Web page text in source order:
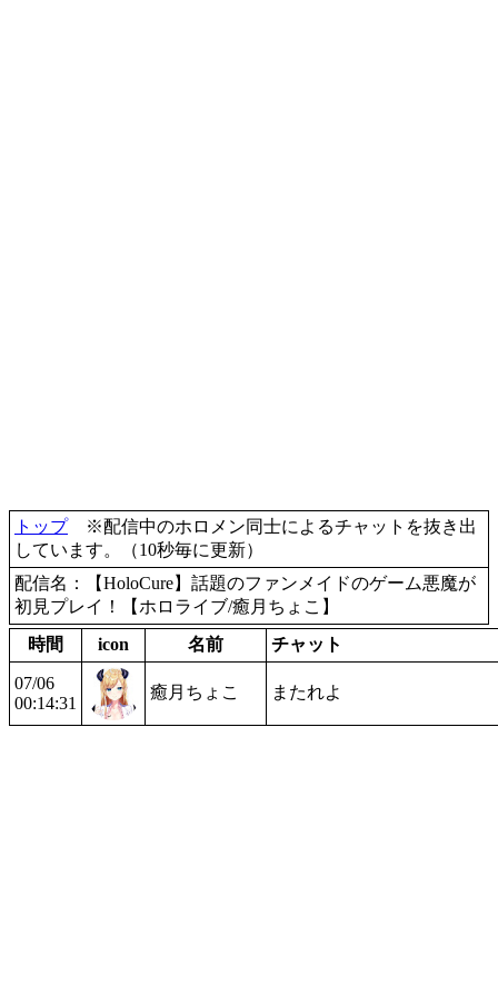
トップ※配信中のホロメン同士によるチャットを抜き出
しています。（10秒毎に更新）
配信名：【HoloCure】話題のファンメイドのゲーム悪魔が
初見プレイ！【ホロライブ/癒月ちょこ】
時間
icon 名前 チャット
07/06
00:14:31
癒月ちょこ またれよ